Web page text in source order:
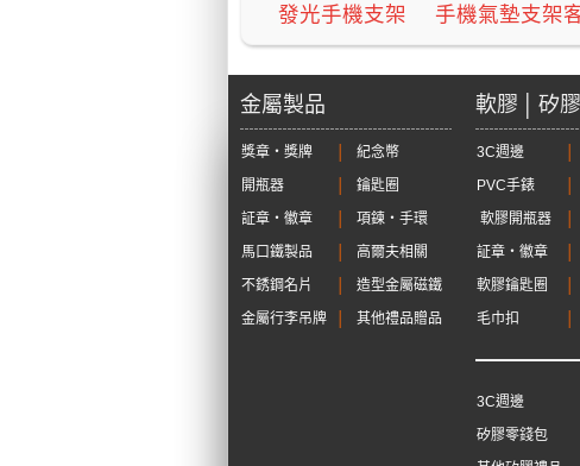
發光手機支架 手機氣墊支架
金屬製品
獎章‧獎牌
紀念幣
開瓶器
鑰匙圈
証章‧徽章
項鍊‧手環
馬口鐵製品
高爾夫相關
不銹鋼名片
造型金屬磁鐵
金屬行李吊牌
其他禮品贈品
軟膠 │ 矽
3C週邊
PVC手錶
軟膠開瓶器
証章‧徽章
軟膠鑰匙圈
毛巾扣
3C週邊
矽膠零錢包